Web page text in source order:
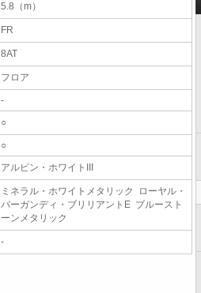
5.8（m）
FR
8AT
フロア
-
○
○
アルピン・ホワイトIII
ミネラル・ホワイトメタリック ローヤル・
バーガンディ・ブリリアントE ブルースト
ーンメタリック
-